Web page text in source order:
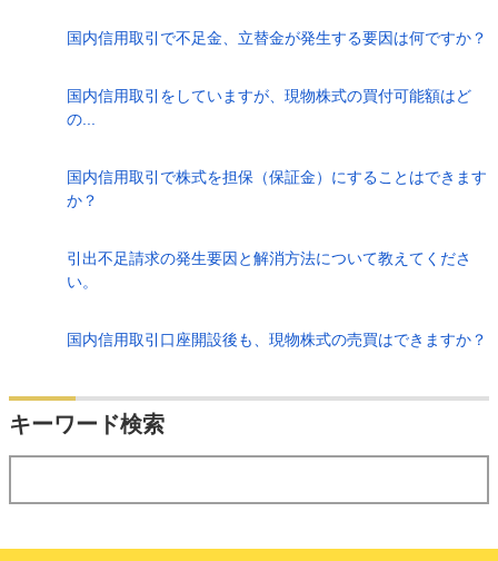
国内信用取引で不足金、立替金が発生する要因は何ですか？
国内信用取引をしていますが、現物株式の買付可能額はど
の...
国内信用取引で株式を担保（保証金）にすることはできます
か？
引出不足請求の発生要因と解消方法について教えてくださ
い。
国内信用取引口座開設後も、現物株式の売買はできますか？
キーワード検索